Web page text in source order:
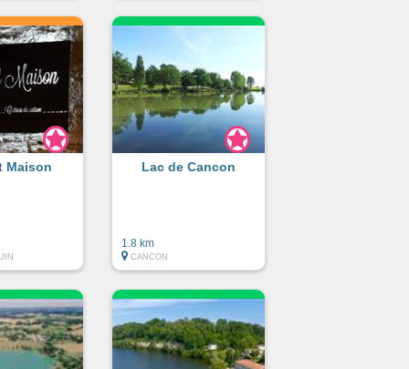
Maison Lac de Cancon
1.8 km
CANCON